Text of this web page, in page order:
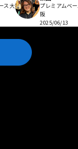
ス大
プレミアムベ
阪
2025/06/13